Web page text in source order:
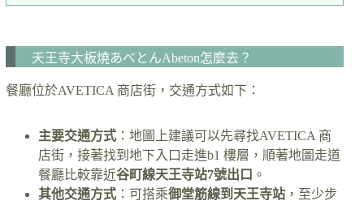
天王寺大板燒あべとんAbeton怎麼去？
餐廳位於AVETICA 商店街，交通方式如下：
主要交通方式 ：地圖上建議可以先尋找AVETICA 商
店街，接著找到地下入口走進b1 樓層，順著地圖走道
餐廳比較靠近谷町線天王寺站7號出口 。
其他交通方式 ：可搭乘御堂筋線到天王寺站 ，至少步